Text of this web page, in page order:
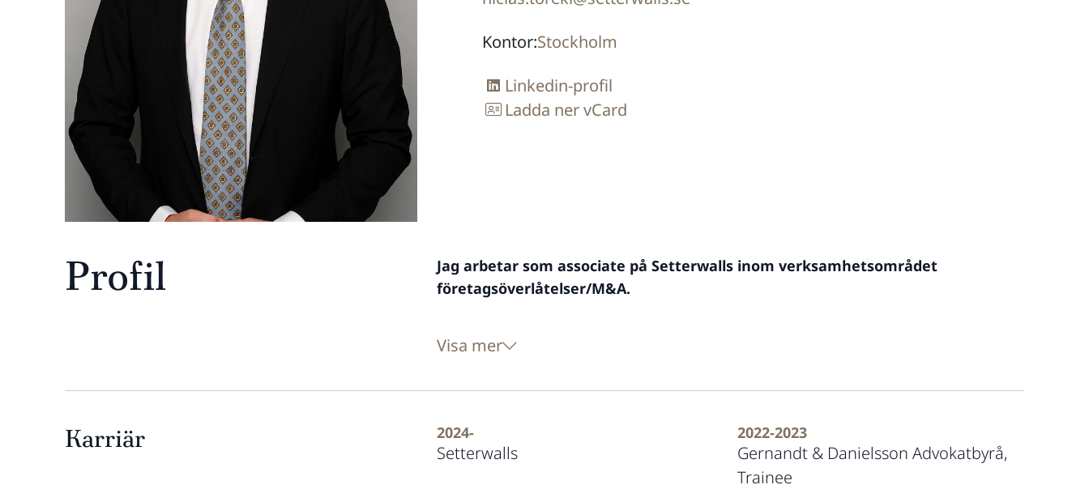
Kontor:Stockholm
Linkedin-profil
Ladda ner vCard
Profil
Jag arbetar som associate på Setterwalls inom verksamhetsområdet
företagsöverlåtelser/M&A.
Visa mer
Karriär 2024-
Setterwalls
2022-2023
Gernandt & Danielsson Advokatbyrå,
Trainee